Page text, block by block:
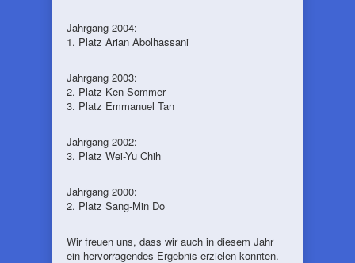
Jahrgang 2004:
1. Platz Arian Abolhassani
Jahrgang 2003:
2. Platz Ken Sommer
3. Platz Emmanuel Tan
Jahrgang 2002:
3. Platz Wei-Yu Chih
Jahrgang 2000:
2. Platz Sang-Min Do
Wir freuen uns, dass wir auch in diesem Jahr
ein hervorragendes Ergebnis erzielen konnten.